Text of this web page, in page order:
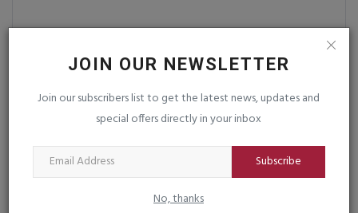
JOIN OUR NEWSLETTER
Join our subscribers list to get the latest news, updates and
special offers directly in your inbox
Subscribe
No, thanks
Post Comment